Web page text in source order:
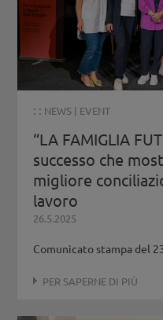
: : NEWS | EVENT
“LA FAMIGLIA
successo che
migliore
lavoro
26.5.2025
Comunicato stampa del
PER SAPERNE DI PIÙ